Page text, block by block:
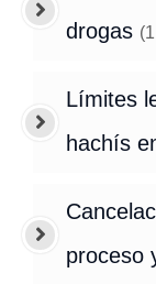
drogas (1
Límites
hachís
proceso